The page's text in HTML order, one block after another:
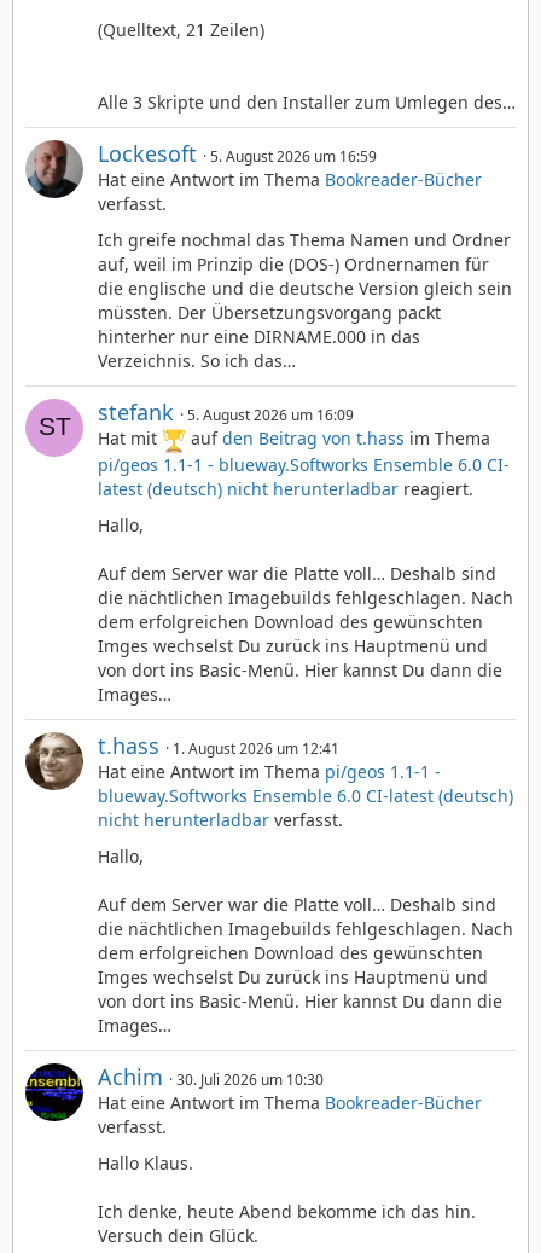
(Quelltext, 21 Zeilen)
Alle 3 Skripte und den Installer zum Umlegen des…
Lockesoft 5. August 2026 um 16:59
Hat eine Antwort im Thema Bookreader-Bücher
verfasst.
Ich greife nochmal das Thema Namen und Ordner
auf, weil im Prinzip die (DOS-) Ordnernamen für
die englische und die deutsche Version gleich sein
müssten. Der Übersetzungsvorgang packt
hinterher nur eine DIRNAME.000 in das
Verzeichnis. So ich das…
stefank 5. August 2026 um 16:09
Hat mit aufden Beitrag von t.hass im Thema
pi/geos 1.1-1 - blueway.Softworks Ensemble 6.0 CI-
latest (deutsch) nicht herunterladbar reagiert.
Hallo,
Auf dem Server war die Platte voll… Deshalb sind
die nächtlichen Imagebuilds fehlgeschlagen. Nach
dem erfolgreichen Download des gewünschten
Imges wechselst Du zurück ins Hauptmenü und
von dort ins Basic-Menü. Hier kannst Du dann die
Images…
t.hass 1. August 2026 um 12:41
Hat eine Antwort im Thema pi/geos 1.1-1 -
blueway.Softworks Ensemble 6.0 CI-latest (deutsch)
nicht herunterladbar verfasst.
Hallo,
Auf dem Server war die Platte voll… Deshalb sind
die nächtlichen Imagebuilds fehlgeschlagen. Nach
dem erfolgreichen Download des gewünschten
Imges wechselst Du zurück ins Hauptmenü und
von dort ins Basic-Menü. Hier kannst Du dann die
Images…
Achim 30. Juli 2026 um 10:30
Hat eine Antwort im Thema Bookreader-Bücher
verfasst.
Hallo Klaus.
Ich denke, heute Abend bekomme ich das hin.
Versuch dein Glück.